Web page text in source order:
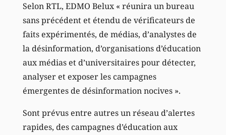
Selon RTL, EDMO Belux « réunira un bureau
sans précédent et étendu de vérificateurs de
faits expérimentés, de médias, d’analystes de
la désinformation, d’organisations d’éducation
aux médias et d’universitaires pour détecter,
analyser et exposer les campagnes
émergentes de désinformation nocives ».
Sont prévus entre autres un réseau d’alertes
rapides, des campagnes d’éducation aux